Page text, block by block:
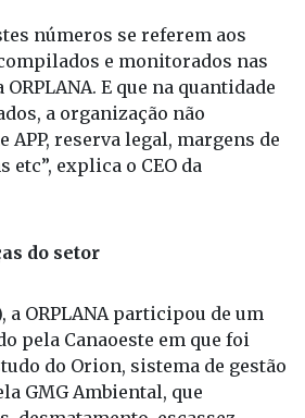
números se referem aos
e monitorados nas
ORPLANA. E que na quantidade
a organização não
reserva legal, margens de
do setor
a ORPLANA participou de um
pela Canaoeste em que foi